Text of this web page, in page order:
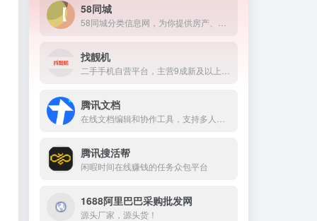
58同城
找靓机
腾讯文档
腾讯搜活帮
闲暇时间在线赚钱的任务众包平台
1688阿里巴巴采购批发网
源头厂家，源头货！